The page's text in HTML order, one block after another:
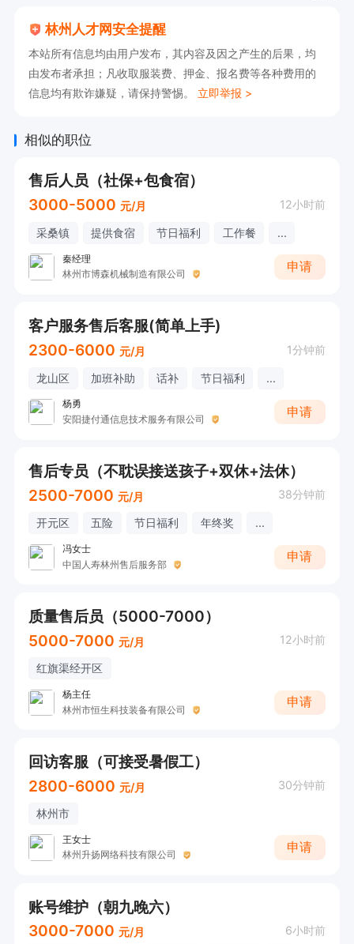
林州人才网安全提醒
本站所有信息均由用户发布，其内容及因之产生的后果，均
由发布者承担；凡收取服装费、押金、报名费等各种费用的
信息均有欺诈嫌疑，请保持警惕。 立即举报 >
相似的职位
售后人员（社保+包食宿）
3000-5000 元/月 12小时前
采桑镇 提供食宿 节日福利 工作餐 ...
秦经理
林州市博森机械制造有限公司
申请
客户服务售后客服(简单上手)
2300-6000 元/月 1分钟前
龙山区 加班补助 话补 节日福利 ...
杨勇
安阳捷付通信息技术服务有限公司
申请
售后专员（不耽误接送孩子+双休+法休）
2500-7000 元/月 38分钟前
开元区 五险 节日福利 年终奖 ...
冯女士
中国人寿林州售后服务部
申请
质量售后员（5000-7000）
5000-7000 元/月 12小时前
红旗渠经开区
杨主任
林州市恒生科技装备有限公司
申请
回访客服（可接受暑假工）
2800-6000 元/月 30分钟前
林州市
王女士
林州升扬网络科技有限公司
申请
账号维护（朝九晚六）
3000-7000 元/月 6小时前